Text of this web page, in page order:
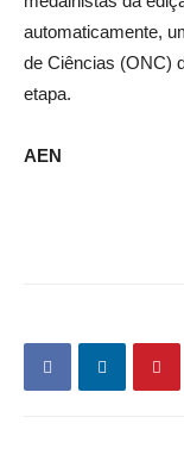
automaticamente,
de Ciências (ONC)
etapa.
AEN